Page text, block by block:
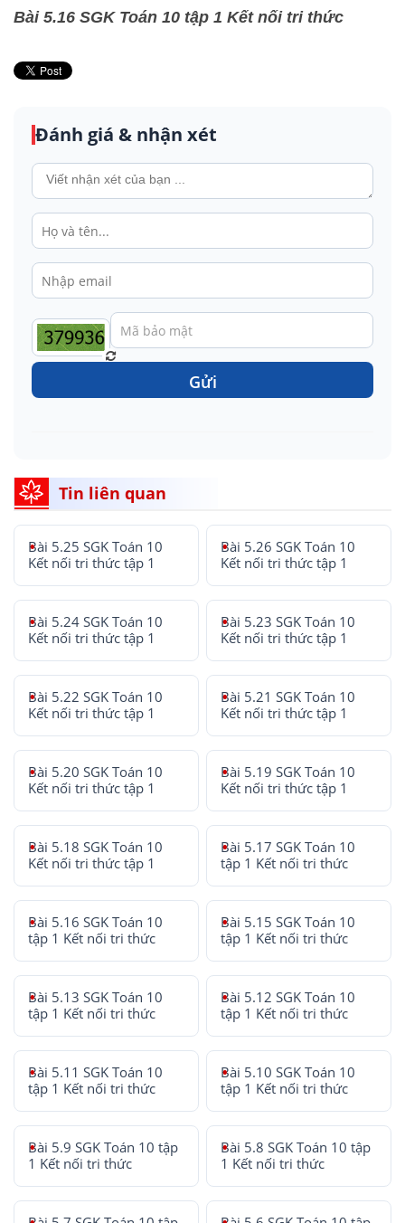
Bài 5.16 SGK Toán 10 tập 1 Kết nối tri thức
Đánh giá & nhận xét
Gửi
Tin liên quan
Bài 5.25 SGK Toán 10
Kết nối tri thức tập 1
Bài 5.26 SGK Toán 10
Kết nối tri thức tập 1
Bài 5.24 SGK Toán 10
Kết nối tri thức tập 1
Bài 5.23 SGK Toán 10
Kết nối tri thức tập 1
Bài 5.22 SGK Toán 10
Kết nối tri thức tập 1
Bài 5.21 SGK Toán 10
Kết nối tri thức tập 1
Bài 5.20 SGK Toán 10
Kết nối tri thức tập 1
Bài 5.19 SGK Toán 10
Kết nối tri thức tập 1
Bài 5.18 SGK Toán 10
Kết nối tri thức tập 1
Bài 5.17 SGK Toán 10
tập 1 Kết nối tri thức
Bài 5.16 SGK Toán 10
tập 1 Kết nối tri thức
Bài 5.15 SGK Toán 10
tập 1 Kết nối tri thức
Bài 5.13 SGK Toán 10
tập 1 Kết nối tri thức
Bài 5.12 SGK Toán 10
tập 1 Kết nối tri thức
Bài 5.11 SGK Toán 10
tập 1 Kết nối tri thức
Bài 5.10 SGK Toán 10
tập 1 Kết nối tri thức
Bài 5.9 SGK Toán 10 tập
1 Kết nối tri thức
Bài 5.8 SGK Toán 10 tập
1 Kết nối tri thức